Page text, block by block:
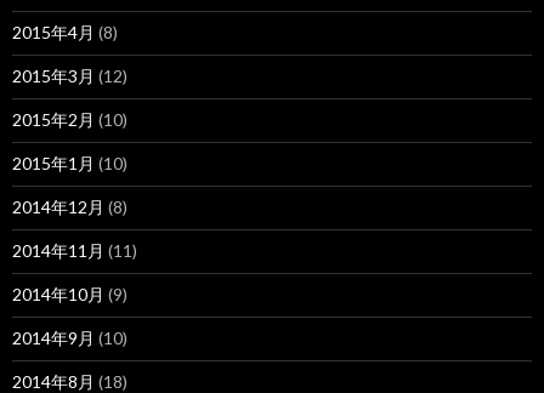
2015年4月 (8)
2015年3月 (12)
2015年2月 (10)
2015年1月 (10)
2014年12月 (8)
2014年11月 (11)
2014年10月 (9)
2014年9月 (10)
2014年8月 (18)